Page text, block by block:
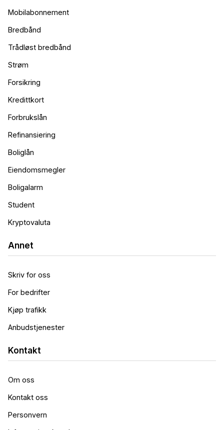
Mobilabonnement
Bredbånd
Trådløst bredbånd
Strøm
Forsikring
Kredittkort
Forbrukslån
Refinansiering
Boliglån
Eiendomsmegler
Boligalarm
Student
Kryptovaluta
Annet
Skriv for oss
For bedrifter
Kjøp trafikk
Anbudstjenester
Kontakt
Om oss
Kontakt oss
Personvern